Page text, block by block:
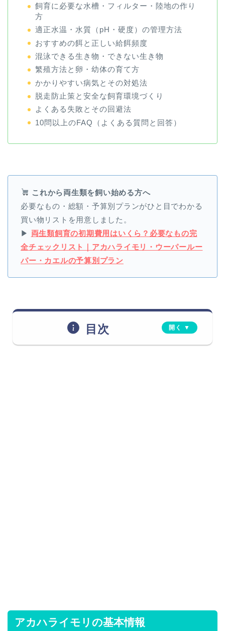
飼育に必要な水槽・フィルター・陸地の作り
方
適正水温・水質（pH・硬度）の管理方法
おすすめの餌と正しい給餌頻度
混泳できる生き物・できない生き物
繁殖方法と卵・幼体の育て方
かかりやすい病気とその対処法
脱走防止策と安全な飼育環境づくり
よくある失敗とその回避法
10問以上のFAQ（よくある質問と回答）
これから両生類を飼い始める方へ
必要なもの・総額・予算別プランがひと目でわかる
買い物リストを用意しました。
▶ 両生類飼育の初期費用はいくら？必要なもの完
全チェックリスト｜アカハライモリ・ウーパールー
パー・カエルの予算別プラン
目次
アカハライモリの基本情報